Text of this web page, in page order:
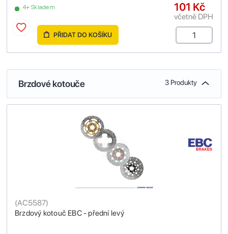
4+ Skladem 101 Kč
včetně DPH
PŘIDAT DO KOŠÍKU
Brzdové kotouče 3 Produkty
Brzdový kotouč EBC - přední levý
(AC5587)